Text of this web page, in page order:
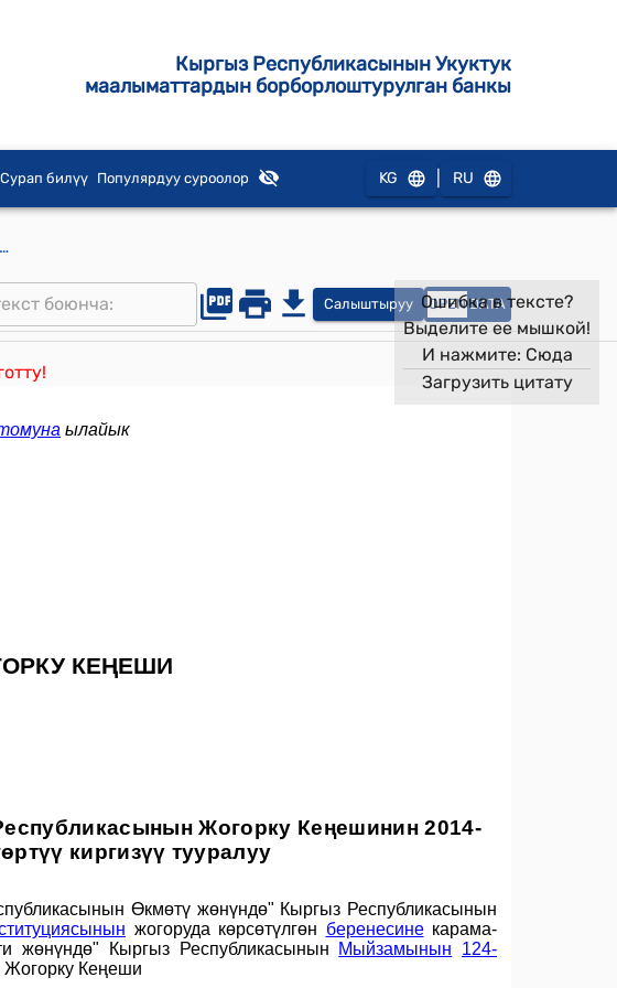
Кыргыз Республикасынын Укуктук
маалыматтардын борборлоштурулган банкы
Сурап билүү Популярдуу суроолор KG RU
КР Жогорку Кеңешинин 2015-жылдын 18-февралындагы № 4796-V "Кыргыз Республикасынын Өкмөтүнүн курамы жөнүндө" Кыргыз Республикасынын Жогорку Кеңешинин 2014-жылдын 3-апрелиндеги № 3935-V токтомуна өзгөртүү киргизүү тууралуу" токтому
Салыштыруу OPEN DATA
Ошибка в тексте?
Выделите ее мышкой!
И нажмите: Сюда
Загрузить цитату